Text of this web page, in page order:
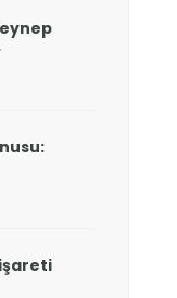
işareti